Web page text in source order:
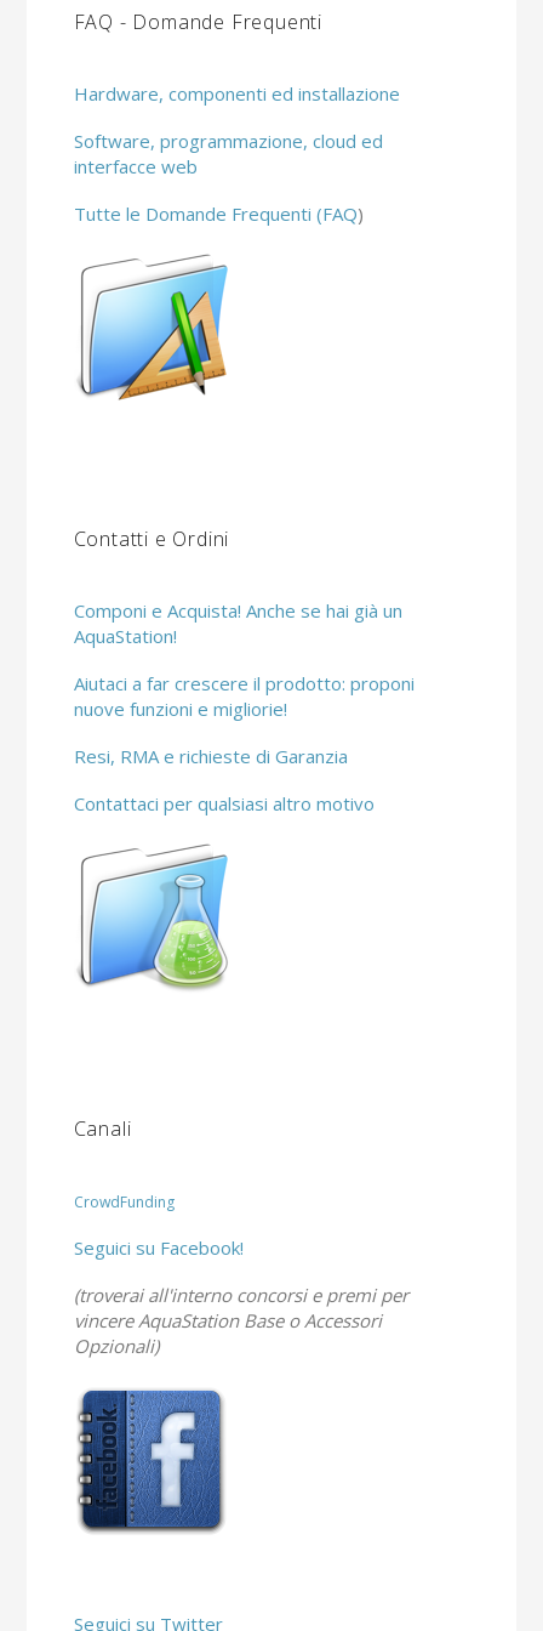
FAQ - Domande Frequenti
Hardware, componenti ed installazione
Software, programmazione, cloud ed
interfacce web
Tutte le Domande Frequenti (FAQ)
Contatti e Ordini
Componi e Acquista! Anche se hai già un
AquaStation!
Aiutaci a far crescere il prodotto: proponi
nuove funzioni e migliorie!
Resi, RMA e richieste di Garanzia
Contattaci per qualsiasi altro motivo
Canali
CrowdFunding
Seguici su Facebook!
(troverai all'interno concorsi e premi per
vincere AquaStation Base o Accessori
Opzionali)
Seguici su Twitter